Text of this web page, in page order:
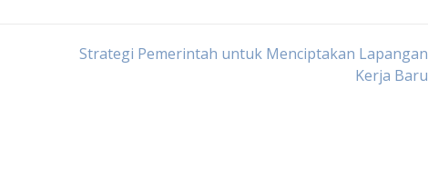
Strategi Pemerintah untuk Menciptakan Lapangan
Kerja Baru